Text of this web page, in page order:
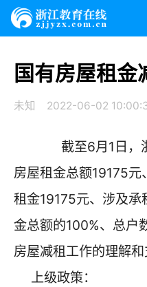
国有房屋租金
未知 2022-06-02
截至6月1日，
房屋租金总额19175
租金19175元、涉及承
金总额的100%、总户
房屋减租工作的理解和
上级政策：